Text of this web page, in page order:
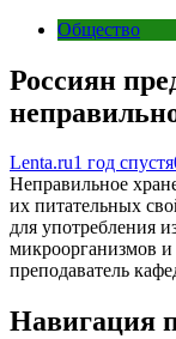
Общество
Россиян
Lenta.ru1 год спустя
Неправильное
их питательных
для употребления
микроорганизмов
преподаватель
Навигация